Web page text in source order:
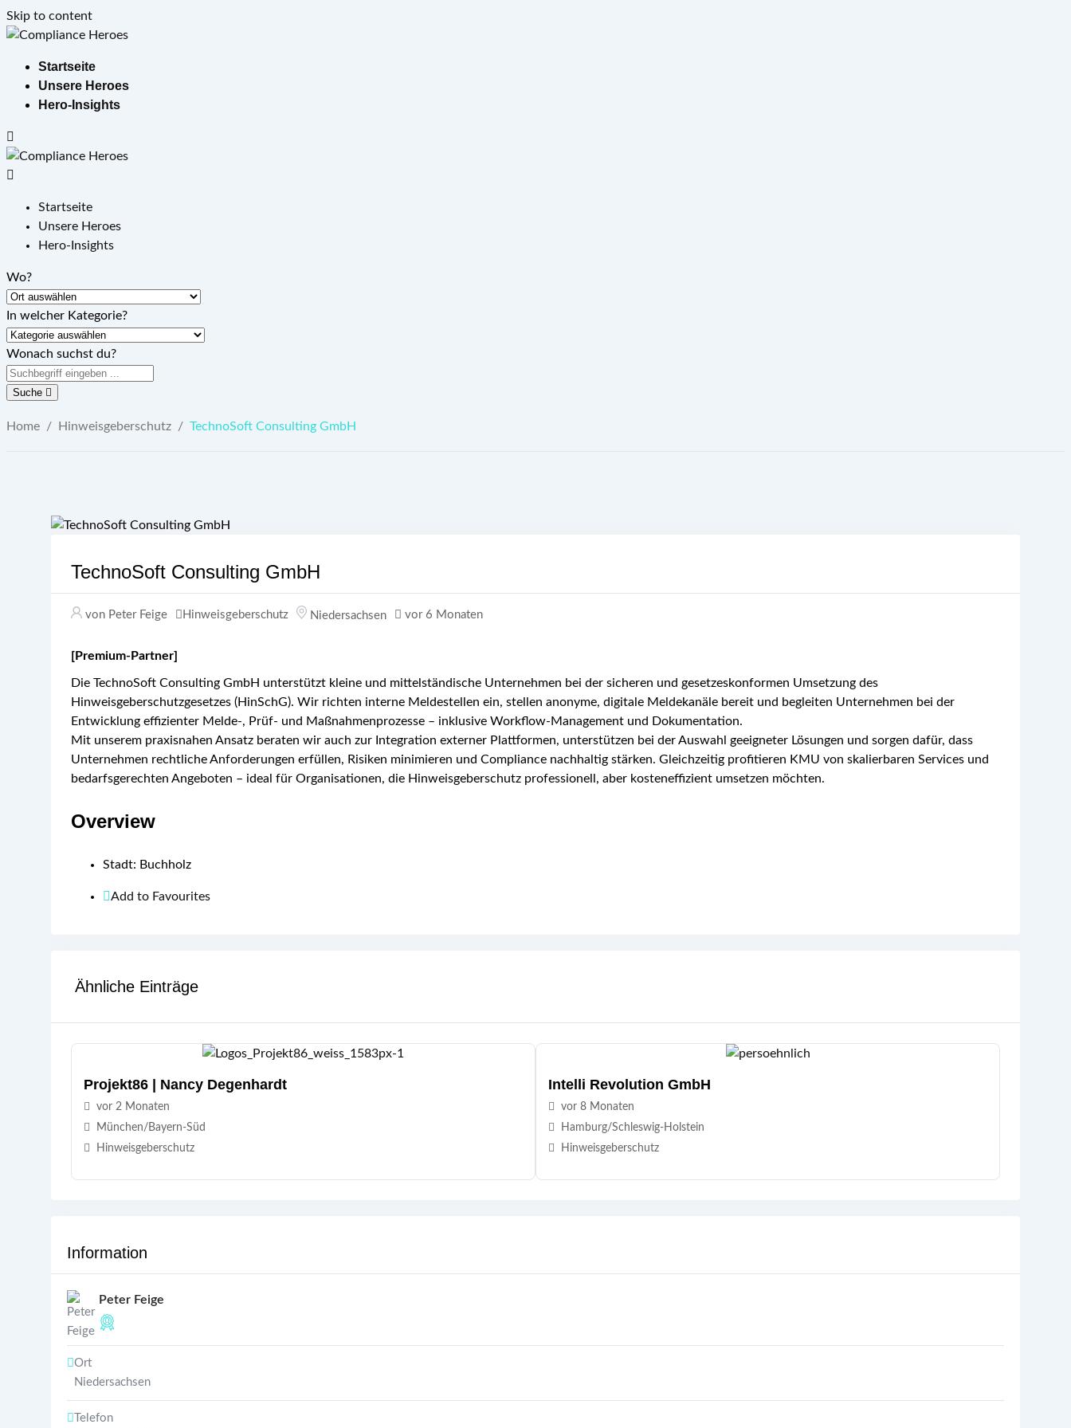
Skip to content
Startseite
Unsere Heroes
Hero-Insights
Startseite
Unsere Heroes
Hero-Insights
Wo?
In welcher Kategorie?
Wonach suchst du?
Suche
Home / Hinweisgeberschutz / TechnoSoft Consulting GmbH
TechnoSoft Consulting GmbH
von Peter Feige Hinweisgeberschutz Niedersachsen vor 6 Monaten
[Premium-Partner]
Die TechnoSoft Consulting GmbH unterstützt kleine und mittelständische Unternehmen bei der sicheren und gesetzeskonformen Umsetzung des
Hinweisgeberschutzgesetzes (HinSchG). Wir richten interne Meldestellen ein, stellen anonyme, digitale Meldekanäle bereit und begleiten Unternehmen bei der
Entwicklung effizienter Melde‑, Prüf‑ und Maßnahmenprozesse – inklusive Workflow‑Management und Dokumentation.
Mit unserem praxisnahen Ansatz beraten wir auch zur Integration externer Plattformen, unterstützen bei der Auswahl geeigneter Lösungen und sorgen dafür, dass
Unternehmen rechtliche Anforderungen erfüllen, Risiken minimieren und Compliance nachhaltig stärken. Gleichzeitig profitieren KMU von skalierbaren Services und
bedarfsgerechten Angeboten – ideal für Organisationen, die Hinweisgeberschutz professionell, aber kosteneffizient umsetzen möchten.
Overview
Stadt: Buchholz
Add to Favourites
Ähnliche Einträge
Projekt86 | Nancy Degenhardt
vor 2 Monaten
München/Bayern-Süd
Hinweisgeberschutz
Intelli Revolution GmbH
vor 8 Monaten
Hamburg/Schleswig-Holstein
Hinweisgeberschutz
Information
Peter Feige
Ort
Niedersachsen
Telefon